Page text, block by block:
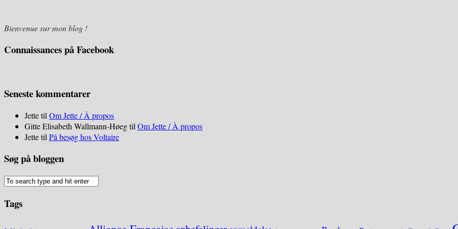
Bienvenue sur mon blog !
Connaissances på Facebook
Seneste kommentarer
Jettetil Om Jette / À propos
Gitte Elisabeth Wallmann-Høegtil Om Jette / À propos
Jettetil På besøg hos Voltaire
Søg på bloggen
Tags